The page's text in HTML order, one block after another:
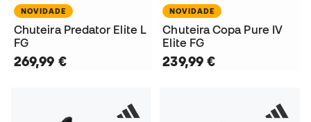
NOVIDADE
Chuteira Predator Elite L
FG
269,99 €
NOVIDADE
Chuteira Copa Pure IV
Elite FG
239,99 €